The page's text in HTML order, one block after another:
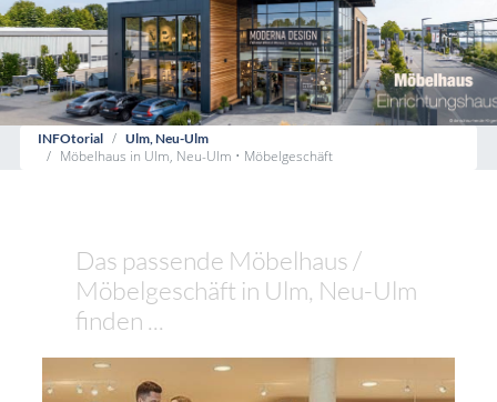
INFOtorial Ulm, Neu-Ulm
Möbelhaus in Ulm, Neu-Ulm • Möbelgeschäft
Das passende Möbelhaus /
Möbelgeschäft in Ulm, Neu-Ulm
finden ...